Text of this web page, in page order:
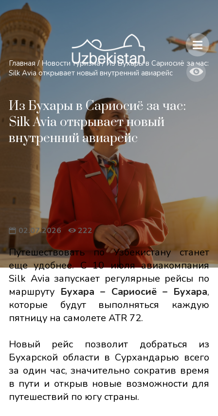
Безопасность и особенности путешествий по Узбекистану
Главная / Новости туризма / Из Бухары в Сариосиё за час:
Silk Avia открывает новый внутренний авиарейс
Из Бухары в Сариосиё за час:
Silk Avia открывает новый
внутренний авиарейс
02.07.2026 222
Путешествовать по Узбекистану станет
еще удобнее. С 10 июля авиакомпания
Silk Avia запускает регулярные рейсы по
маршруту Бухара – Сариосиё – Бухара,
которые будут выполняться каждую
пятницу на самолете ATR 72.
Новый рейс позволит добраться из
Бухарской области в Сурхандарью всего
за один час, значительно сократив время
в пути и открыв новые возможности для
путешествий по югу страны.